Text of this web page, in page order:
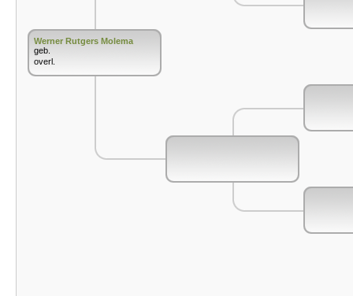
Werner Rutgers Molema
geb.
overl.